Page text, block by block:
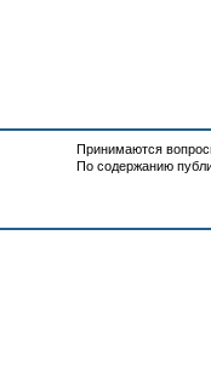
Принимаются
По содержанию